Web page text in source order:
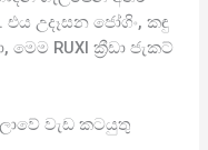
එය උදෑසන ජෝගිං, කඳු
RUXI ක්‍රීඩා ජැකට්
වැඩ කටයුතු